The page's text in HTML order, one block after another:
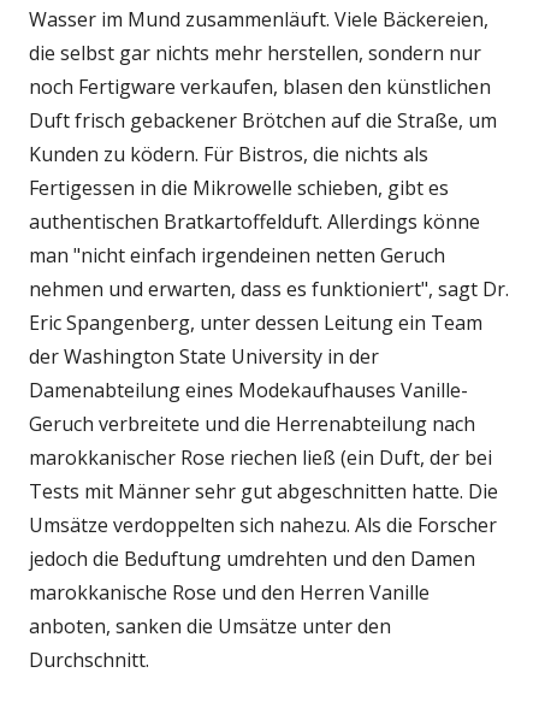
Wasser im Mund zusammenläuft. Viele Bäckereien,
die selbst gar nichts mehr herstellen, sondern nur
noch Fertigware verkaufen, blasen den künstlichen
Duft frisch gebackener Brötchen auf die Straße, um
Kunden zu ködern. Für Bistros, die nichts als
Fertigessen in die Mikrowelle schieben, gibt es
authentischen Bratkartoffelduft. Allerdings könne
man "nicht einfach irgendeinen netten Geruch
nehmen und erwarten, dass es funktioniert", sagt Dr.
Eric Spangenberg, unter dessen Leitung ein Team
der Washington State University in der
Damenabteilung eines Modekaufhauses Vanille-
Geruch verbreitete und die Herrenabteilung nach
marokkanischer Rose riechen ließ (ein Duft, der bei
Tests mit Männer sehr gut abgeschnitten hatte. Die
Umsätze verdoppelten sich nahezu. Als die Forscher
jedoch die Beduftung umdrehten und den Damen
marokkanische Rose und den Herren Vanille
anboten, sanken die Umsätze unter den
Durchschnitt.